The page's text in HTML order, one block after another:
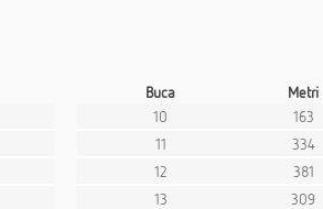
Buca Metri
10
163
11
334
12
381
13
309